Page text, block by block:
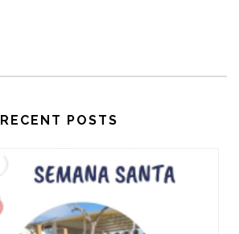
RECENT POSTS